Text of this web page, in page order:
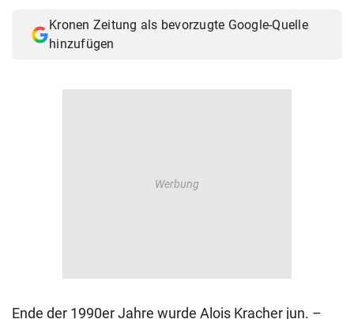
© Krone Multimedia GmbH & Co KG 2026
Muthgasse 2, 1190 Wien
Kronen Zeitung als bevorzugte Google-Quelle
hinzufügen
Ende der 1990er Jahre wurde Alois Kracher jun. –